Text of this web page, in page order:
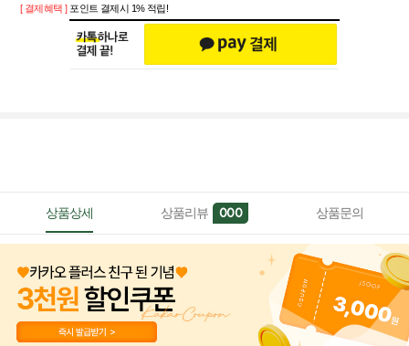
[ 결제혜택 ] 포인트 결제시 1% 적립!
상품상세 상품리뷰 000 상품문의